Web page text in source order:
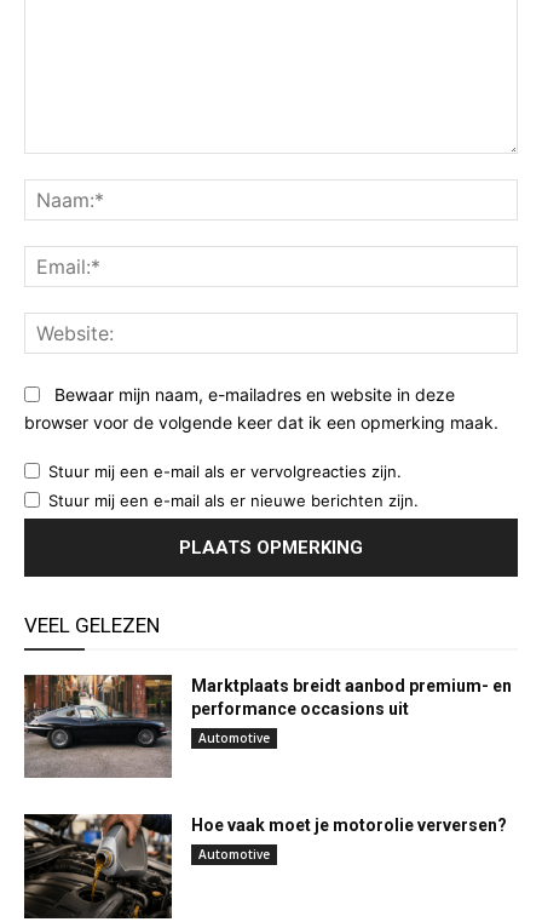
Bewaar mijn naam, e-mailadres en website in deze
browser voor de volgende keer dat ik een opmerking maak.
Stuur mij een e-mail als er vervolgreacties zijn.
Stuur mij een e-mail als er nieuwe berichten zijn.
VEEL GELEZEN
Marktplaats breidt aanbod premium- en
performance occasions uit
Automotive
Hoe vaak moet je motorolie verversen?
Automotive